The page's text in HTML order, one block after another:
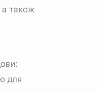
а також
для